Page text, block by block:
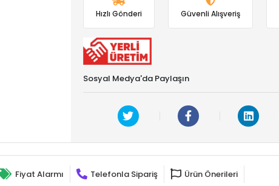
Hızlı Gönderi Güvenli Alışveriş
Sosyal Medya'da Paylaşın
Fiyat Alarmı Telefonla Sipariş Ürün Önerileri